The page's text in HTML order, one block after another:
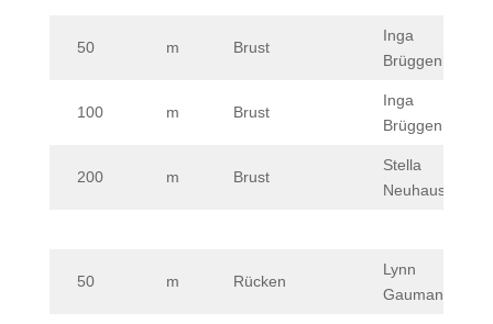
50 m Brust
Inga
Brüggenhorst
100 m Brust
Inga
Brüggenhorst
200 m Brust
Stella
Neuhaus
50 m Rücken
Lynn
Gaumann